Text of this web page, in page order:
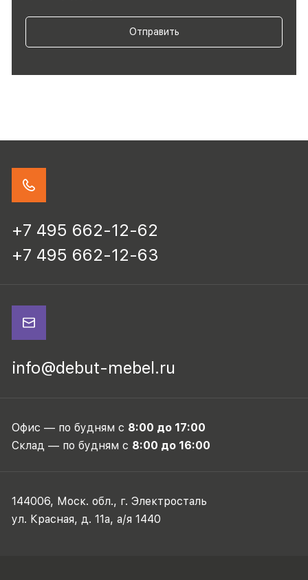
Отправить
+7 495 662-12-62
+7 495 662-12-63
info@debut-mebel.ru
Офис — по будням с 8:00 до 17:00
Склад — по будням с 8:00 до 16:00
144006, Моск. обл., г. Электросталь
ул. Красная, д. 11а, а/я 1440